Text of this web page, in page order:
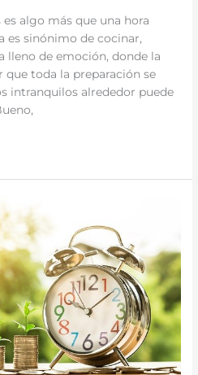
algo más que una hora
es sinónimo de cocinar,
lleno de emoción, donde la
toda la preparación se
intranquilos alrededor puede